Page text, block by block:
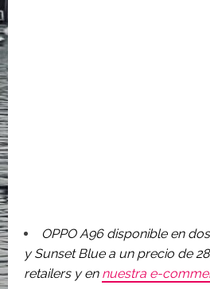
OPPO A96 disponible en
y Sunset Blue a un precio de
retailers y en nuestra e-